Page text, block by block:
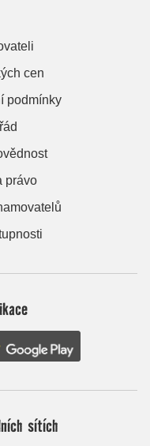
cen
podmínky
právo
sítích